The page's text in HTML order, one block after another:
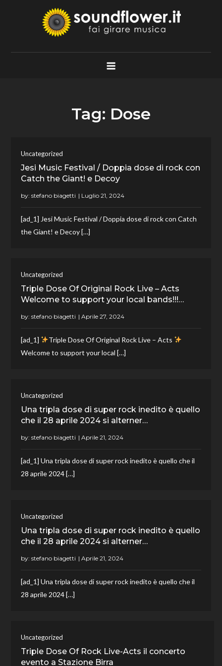
Soundflower.it
Fai Girare Musica
Tag: Dose
Uncategorized
Jesi Music Festival / Doppia dose di rock con
Catch the Giant! e Decoy
by:stefano biagetti
[ad_1] Jesi Music Festival / Doppia dose di rock con Catch
the Giant! e Decoy […]
Uncategorized
Triple Dose Of Original Rock Live – Acts
Welcome to support your local bands!!!…
by:stefano biagetti
[ad_1]
Triple Dose Of Original Rock Live – Acts
Welcome to support your local […]
Uncategorized
Una tripla dose di super rock inedito è quello
che il 28 aprile 2024 si alterner…
by:stefano biagetti
[ad_1] Una tripla dose di super rock inedito è quello che il
28 aprile 2024 […]
Uncategorized
Una tripla dose di super rock inedito è quello
che il 28 aprile 2024 si alterner…
by:stefano biagetti
[ad_1] Una tripla dose di super rock inedito è quello che il
28 aprile 2024 […]
Uncategorized
Triple Dose Of Rock Live-Acts il concerto
evento a Stazione Birra